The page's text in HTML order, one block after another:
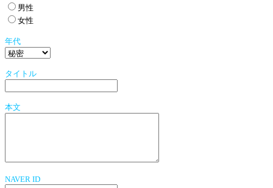
男性
女性
年代
タイトル
本文
NAVER ID